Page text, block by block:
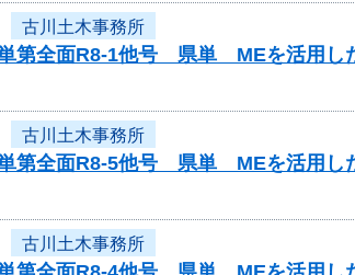
古川土木事務所
単第全面R8-1他号 県単 MEを活用し
古川土木事務所
単第全面R8-5他号 県単 MEを活用し
古川土木事務所